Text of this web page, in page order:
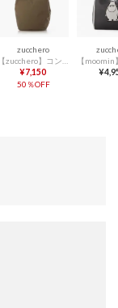
zucchero
¥7,150
50％OFF